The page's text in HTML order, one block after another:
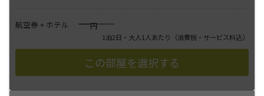
航空券 + ホテル ――――円
1泊2日・大人1人あたり （消費税・サービス料込）